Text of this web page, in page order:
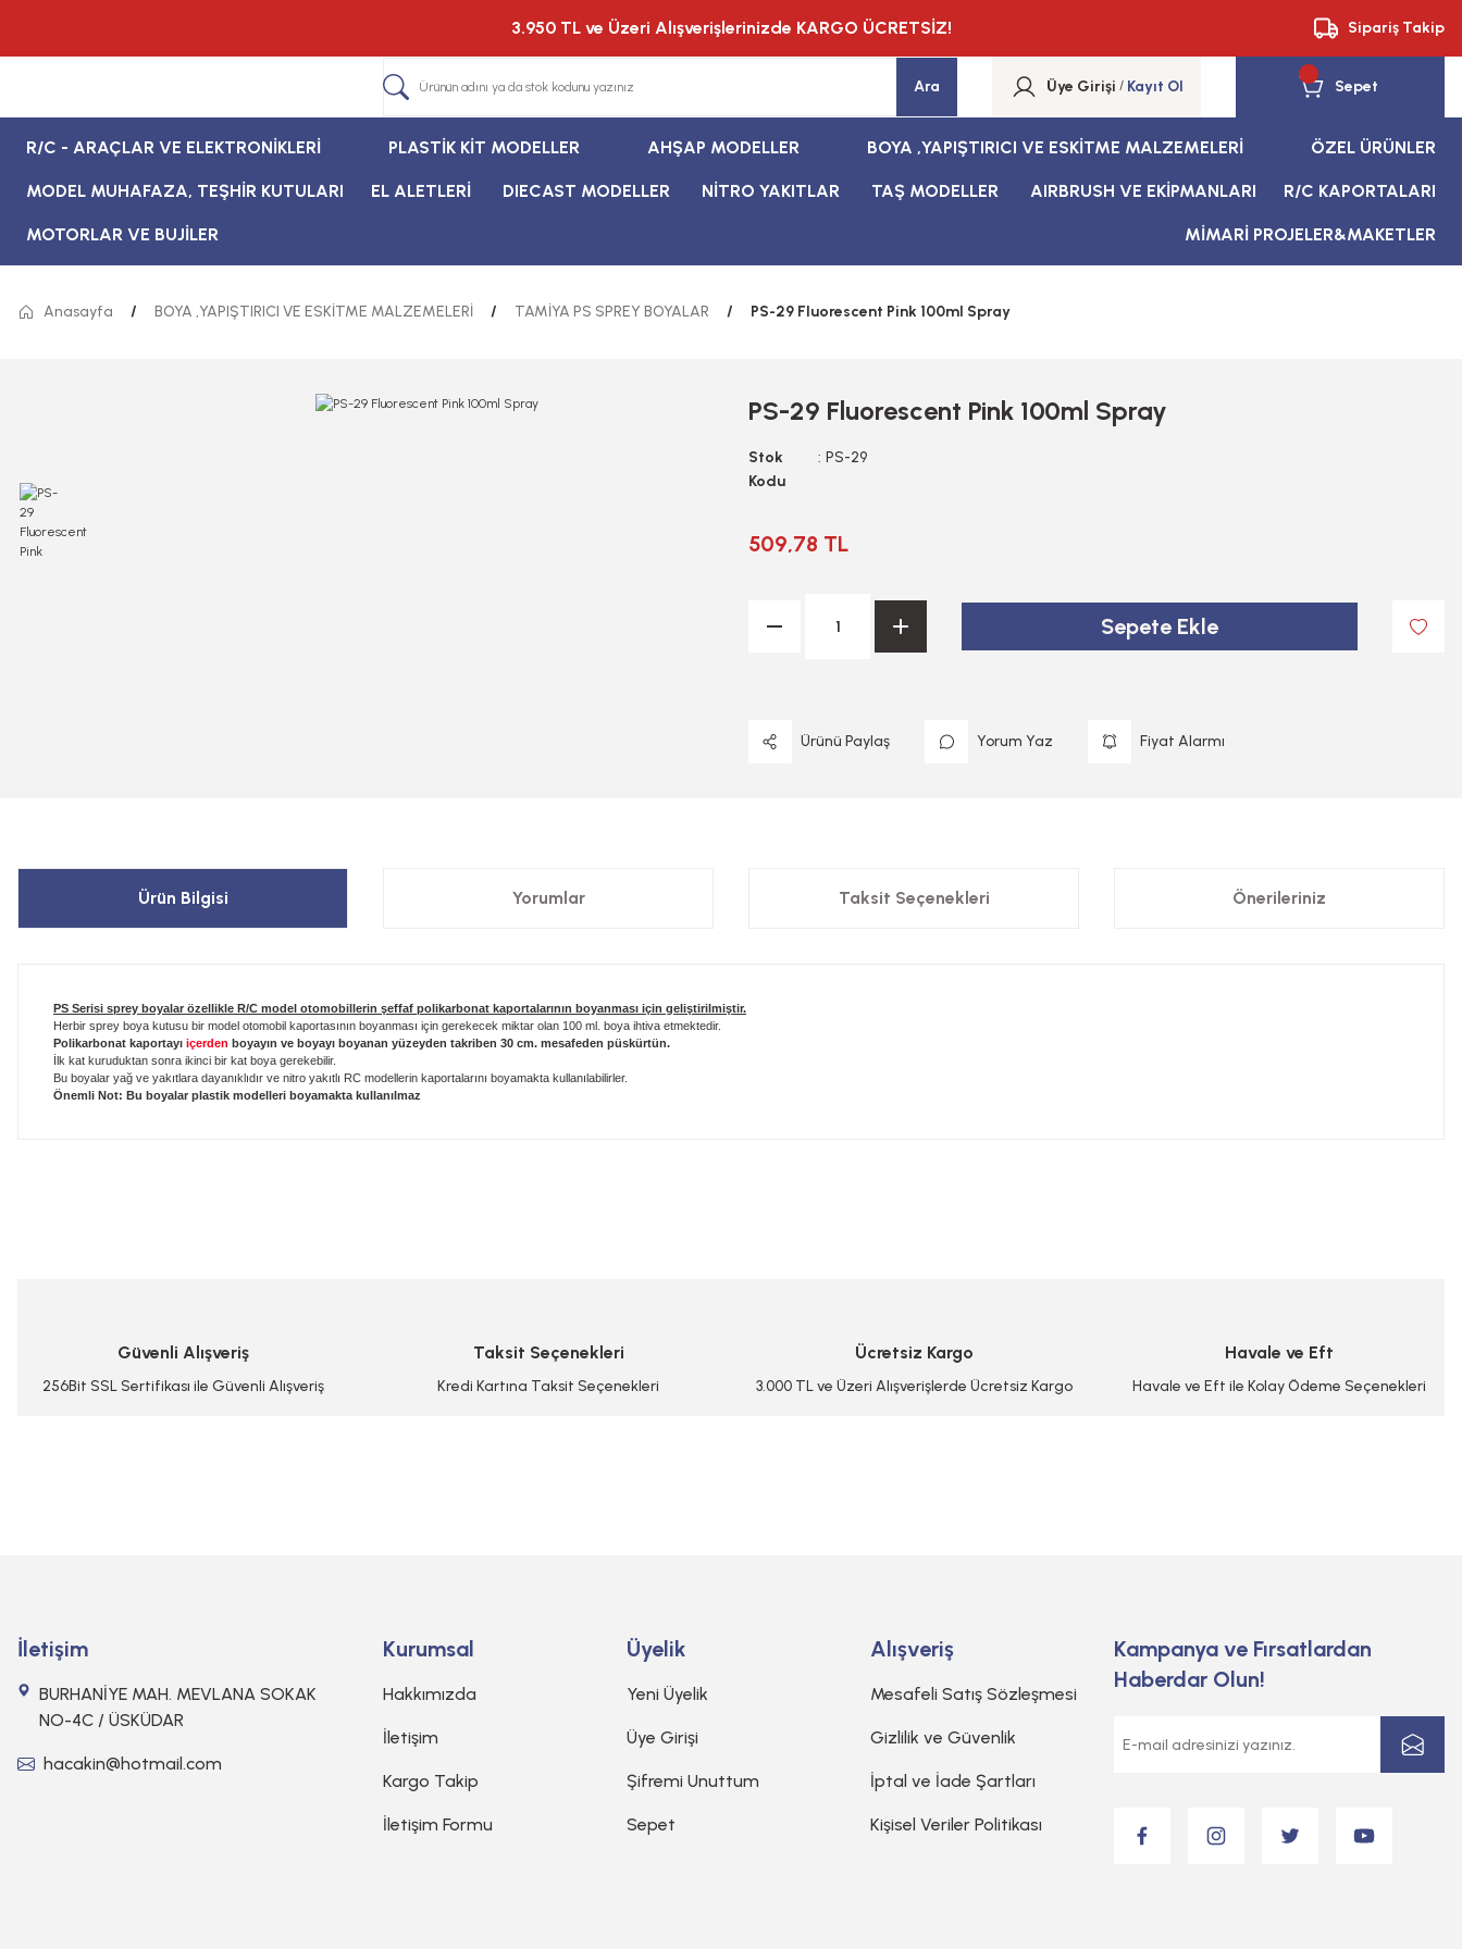
3.950 TL ve Üzeri Alışverişlerinizde KARGO ÜCRETSİZ! Sipariş Takip
Ara Üye Girişi / Kayıt Ol Sepet
R/C - ARAÇLAR VE ELEKTRONİKLERİ PLASTİK KİT MODELLER AHŞAP MODELLER BOYA ,YAPIŞTIRICI VE ESKİTME MALZEMELERİ ÖZEL ÜRÜNLER
MODEL MUHAFAZA, TEŞHİR KUTULARI EL ALETLERİ DIECAST MODELLER NİTRO YAKITLAR TAŞ MODELLER AIRBRUSH VE EKİPMANLARI R/C KAPORTALARI
MOTORLAR VE BUJİLER MİMARİ PROJELER&MAKETLER
Anasayfa BOYA ,YAPIŞTIRICI VE ESKİTME MALZEMELERİ TAMİYA PS SPREY BOYALAR PS-29 Fluorescent Pink 100ml Spray
PS-29 Fluorescent Pink 100ml Spray
Stok
Kodu
PS-29
509,78 TL
Sepete Ekle
Ürünü Paylaş Yorum Yaz Fiyat Alarmı
Ürün Bilgisi Yorumlar Taksit Seçenekleri Önerileriniz
PS Serisi sprey boyalar özellikle R/C model otomobillerin şeffaf polikarbonat kaportalarının boyanması için geliştirilmiştir.
Herbir sprey boya kutusu bir model otomobil kaportasının boyanması için gerekecek miktar olan 100 ml. boya ihtiva etmektedir.
Polikarbonat kaportayı içerden boyayın ve boyayı boyanan yüzeyden takriben 30 cm. mesafeden püskürtün.
İlk kat kuruduktan sonra ikinci bir kat boya gerekebilir.
Bu boyalar yağ ve yakıtlara dayanıklıdır ve nitro yakıtlı RC modellerin kaportalarını boyamakta kullanılabilirler.
Önemli Not: Bu boyalar plastik modelleri boyamakta kullanılmaz
Ürün fiyatı diğer sitelerden daha pahalı.
Bu ürüne benzer farklı alternatifler olmalı.
Güvenli Alışveriş
256Bit SSL Sertifikası ile Güvenli Alışveriş
Taksit Seçenekleri
Kredi Kartına Taksit Seçenekleri
Ücretsiz Kargo
3.000 TL ve Üzeri Alışverişlerde Ücretsiz Kargo
Havale ve Eft
Havale ve Eft ile Kolay Ödeme Seçenekleri
İletişim
BURHANİYE MAH. MEVLANA SOKAK
NO-4C / ÜSKÜDAR
hacakin@hotmail.com
Kurumsal
Hakkımızda
İletişim
Kargo Takip
İletişim Formu
Üyelik
Yeni Üyelik
Üye Girişi
Şifremi Unuttum
Sepet
Alışveriş
Mesafeli Satış Sözleşmesi
Gizlilik ve Güvenlik
İptal ve İade Şartları
Kişisel Veriler Politikası
Kampanya ve Fırsatlardan
Haberdar Olun!